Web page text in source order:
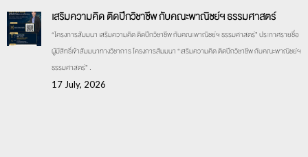
เสริมความคิด ติดปีกวิชาชีพ กับคณะพาณิชย์ฯ ธรรมศาสตร์
“โครงการสัมมนา เสริมความคิด ติดปีกวิชาชีพ กับคณะพาณิชย์ฯ ธรรมศาสตร์” ประกาศรายชื่อ
ผู้มีสิทธิ์เข้าสัมมนาทางวิชาการ โครงการสัมมนา “เสริมความคิด ติดปีกวิชาชีพ กับคณะพาณิชย์ฯ
ธรรมศาสตร์” .
17 July, 2026